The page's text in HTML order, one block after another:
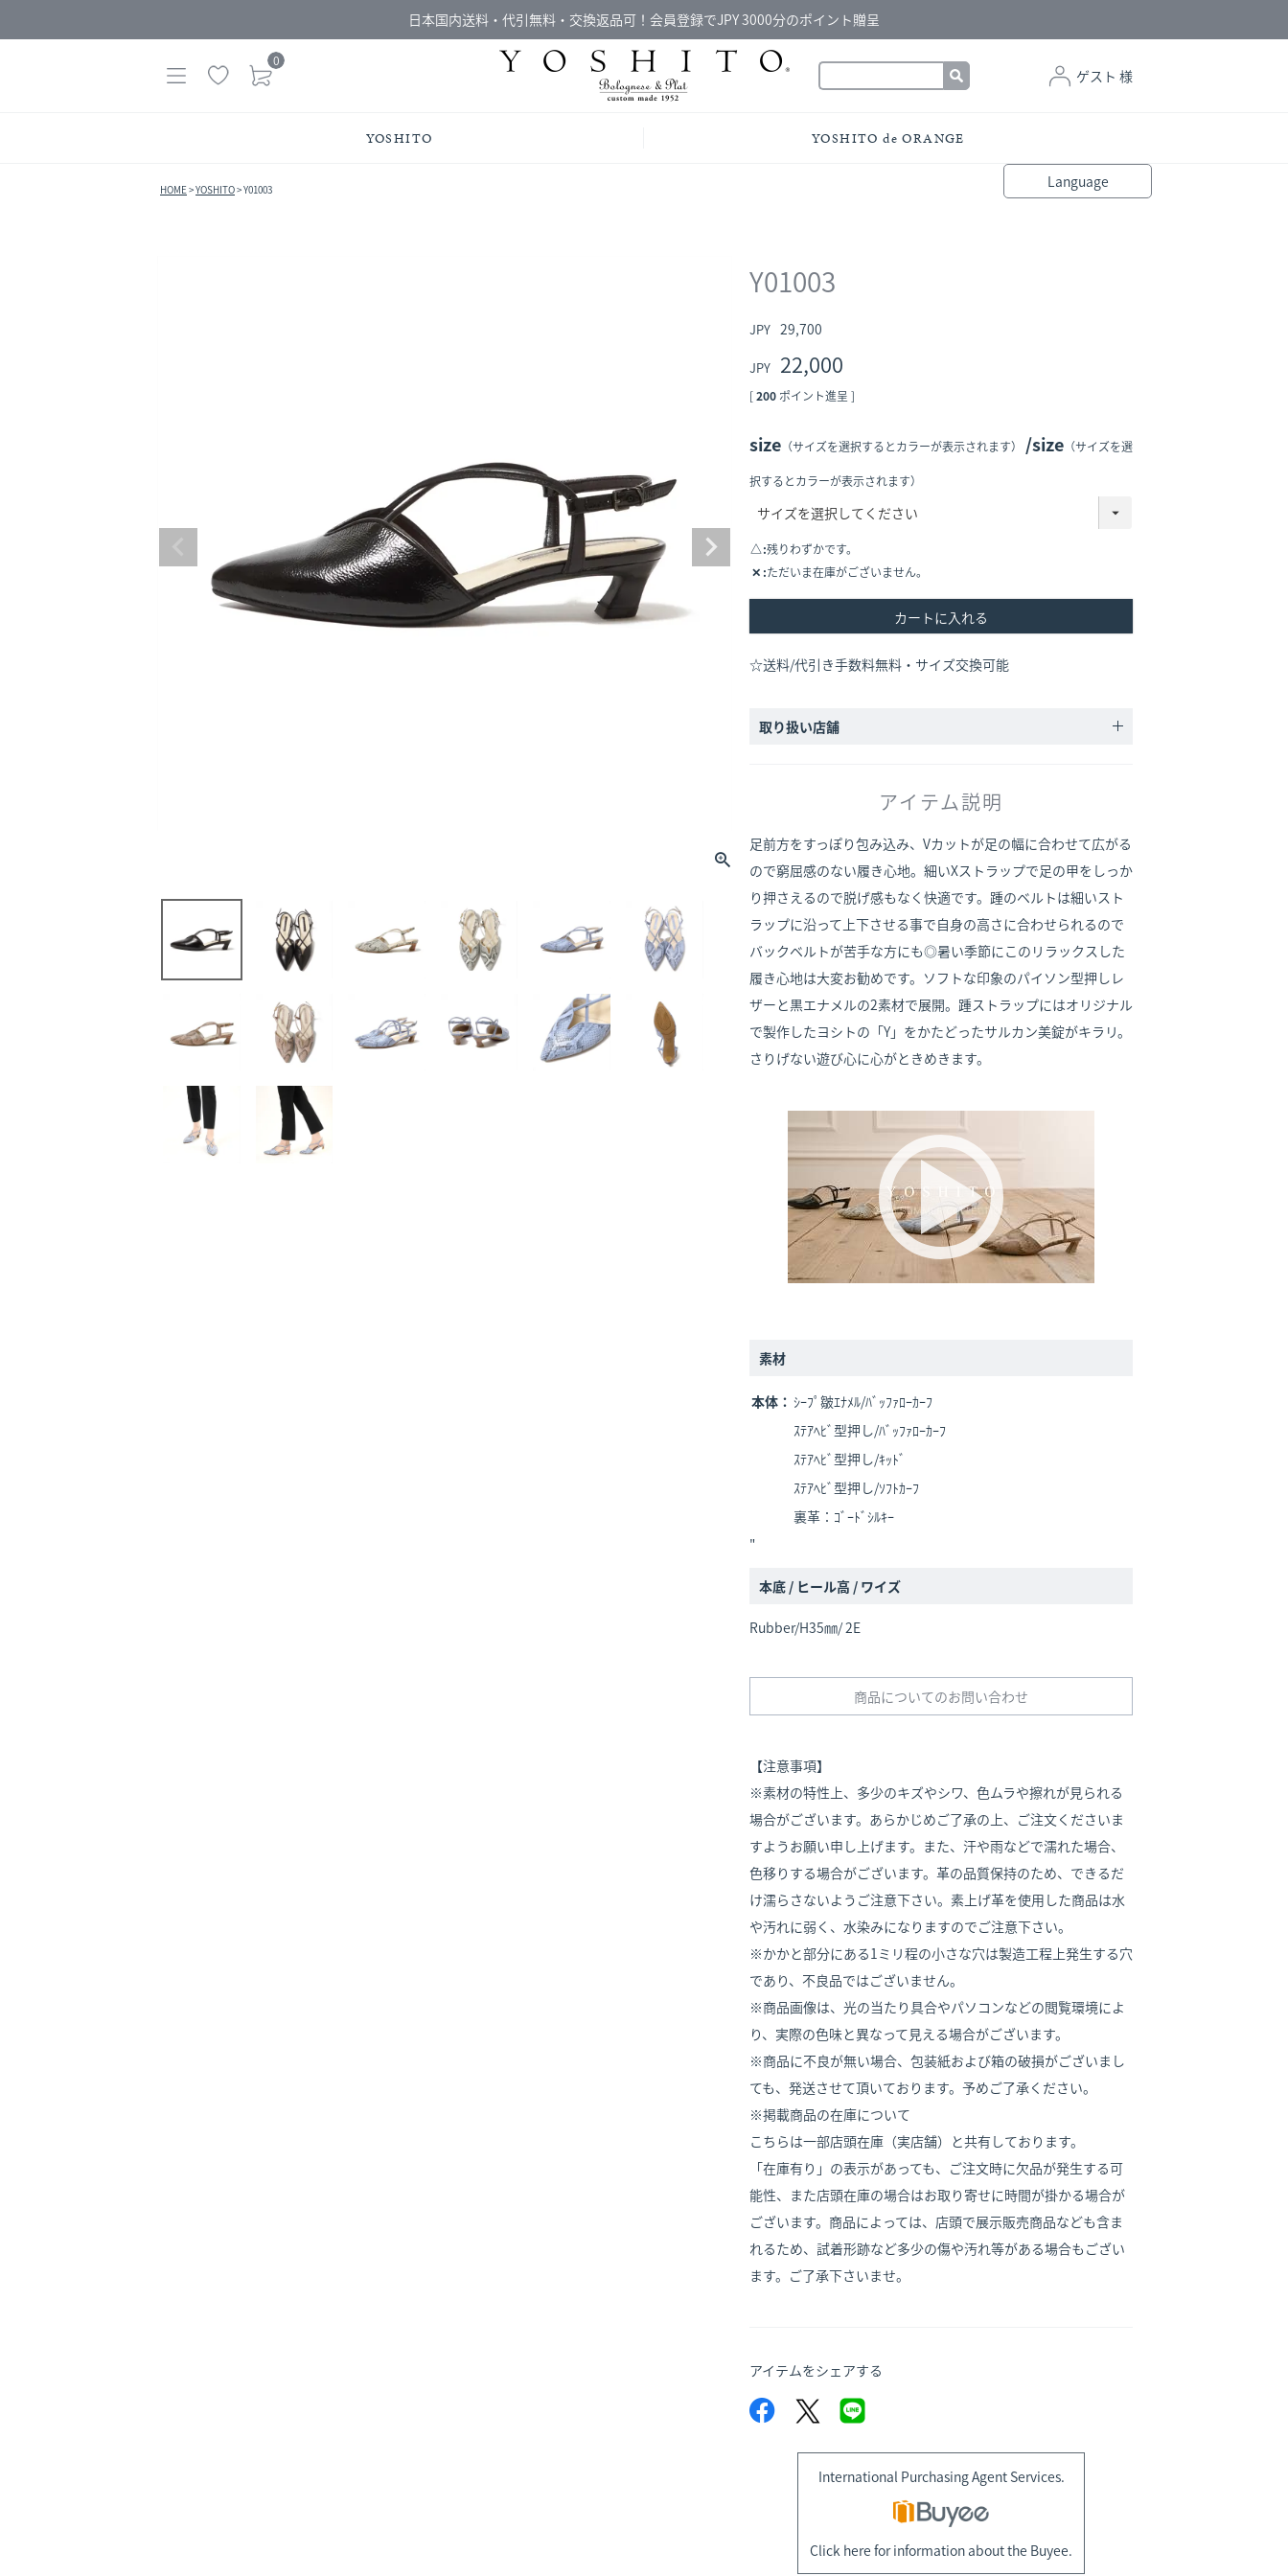
日本国内送料・代引無料・交換返品可！会員登録でJPY 3000分のポイント贈呈
0
ゲスト 様
YOSHITO YOSHITO de ORANGE
Language
HOME YOSHITO Y01003
Y01003
29,700
22,000
[200 ポイント進呈 ]
size （サイズを選択するとカラーが表示されます） size （サイズを選
択するとカラーが表示されます）
△ 残りわずかです。
✕ ただいま在庫がございません。
カートに入れる
☆送料/代引き手数料無料・サイズ交換可能
取り扱い店舗
アイテム説明
足前方をすっぽり包み込み、Vカットが足の幅に合わせて広がる
ので窮屈感のない履き心地。細いXストラップで足の甲をしっか
り押さえるので脱げ感もなく快適です。踵のベルトは細いスト
ラップに沿って上下させる事で自身の高さに合わせられるので
バックベルトが苦手な方にも◎暑い季節にこのリラックスした
履き心地は大変お勧めです。ソフトな印象のパイソン型押しレ
ザーと黒エナメルの2素材で展開。踵ストラップにはオリジナル
で製作したヨシトの「Y」をかたどったサルカン美錠がキラリ。
さりげない遊び心に心がときめきます。
素材
本体： ｼｰﾌﾟ皺ｴﾅﾒﾙ/ﾊﾞｯﾌｧﾛｰｶｰﾌ
ｽﾃｱﾍﾋﾞ型押し/ﾊﾞｯﾌｧﾛｰｶｰﾌ
ｽﾃｱﾍﾋﾞ型押し/ｷｯﾄﾞ
ｽﾃｱﾍﾋﾞ型押し/ｿﾌﾄｶｰﾌ
裏革：ｺﾞｰﾄﾞｼﾙｷｰ
"
本底 / ヒール高 / ワイズ
Rubber/H35㎜/ 2E
商品についてのお問い合わせ
【注意事項】
※素材の特性上、多少のキズやシワ、色ムラや擦れが見られる
場合がございます。あらかじめご了承の上、ご注文くださいま
すようお願い申し上げます。また、汗や雨などで濡れた場合、
色移りする場合がございます。革の品質保持のため、できるだ
け濡らさないようご注意下さい。素上げ革を使用した商品は水
や汚れに弱く、水染みになりますのでご注意下さい。
※かかと部分にある1ミリ程の小さな穴は製造工程上発生する穴
であり、不良品ではございません。
※商品画像は、光の当たり具合やパソコンなどの閲覧環境によ
り、実際の色味と異なって見える場合がございます。
※商品に不良が無い場合、包装紙および箱の破損がございまし
ても、発送させて頂いております。予めご了承ください。
※掲載商品の在庫について
こちらは一部店頭在庫（実店舗）と共有しております。
「在庫有り」の表示があっても、ご注文時に欠品が発生する可
能性、また店頭在庫の場合はお取り寄せに時間が掛かる場合が
ございます。商品によっては、店頭で展示販売商品なども含ま
れるため、試着形跡など多少の傷や汚れ等がある場合もござい
ます。ご了承下さいませ。
アイテムをシェアする
International Purchasing Agent Services.
Click here for information about the Buyee.